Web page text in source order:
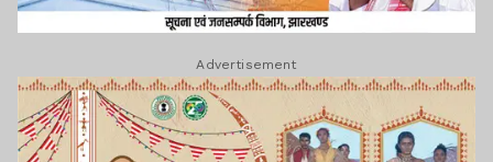
Advertisement